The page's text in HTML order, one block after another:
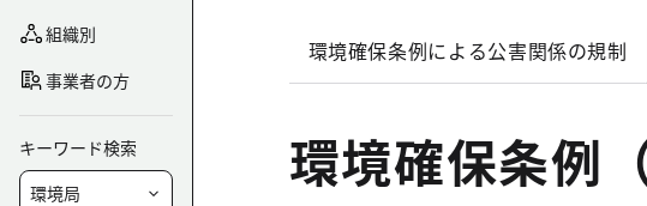
組織別
事業者の方
キーワード検索
環境確保条例による公害関係の規制
環境確保条例